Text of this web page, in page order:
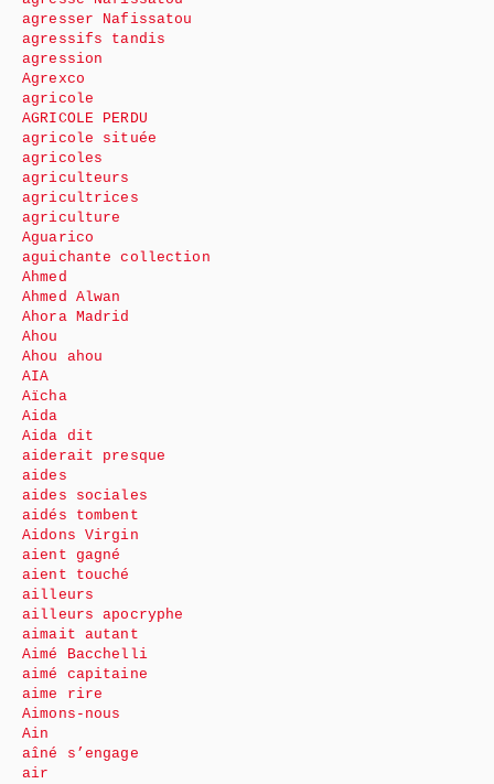
agresser Nafissatou
agressifs tandis
agression
Agrexco
agricole
AGRICOLE PERDU
agricole située
agricoles
agriculteurs
agricultrices
agriculture
Aguarico
aguichante collection
Ahmed
Ahmed Alwan
Ahora Madrid
Ahou
Ahou ahou
AIA
Aïcha
Aida
Aida dit
aiderait presque
aides
aides sociales
aidés tombent
Aidons Virgin
aient gagné
aient touché
ailleurs
ailleurs apocryphe
aimait autant
Aimé Bacchelli
aimé capitaine
aime rire
Aimons-nous
Ain
aîné s’engage
air